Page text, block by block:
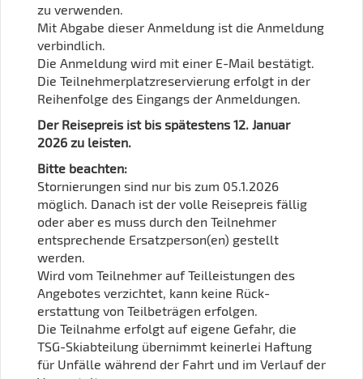
zu verwenden.
Mit Abgabe dieser Anmeldung ist die Anmeldung
verbindlich.
Die Anmeldung wird mit einer E-Mail bestätigt.
Die Teilnehmerplatzreservierung erfolgt in der
Reihenfolge des Eingangs der Anmeldungen.
Der Reisepreis ist bis spätestens 12. Januar
2026 zu leisten.
Bitte beachten:
Stornierungen sind nur bis zum 05.1.2026
möglich. Danach ist der volle Reisepreis fällig
oder aber es muss durch den Teilnehmer
entsprechende Ersatzperson(en) gestellt
werden.
Wird vom Teilnehmer auf Teilleistungen des
Angebotes verzichtet, kann keine Rück­
erstattung von Teilbeträgen erfolgen.
Die Teilnahme erfolgt auf eigene Gefahr, die
TSG-Skiabteilung übernimmt keinerlei Haftung
für Unfälle während der Fahrt und im Verlauf der